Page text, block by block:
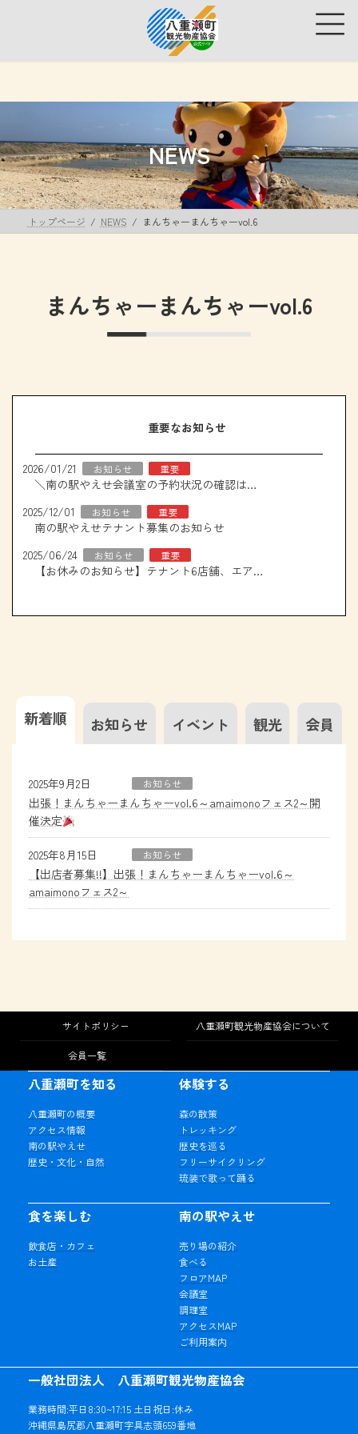
ス
プ
ン
動
NEWS
トップページ NEWS まんちゃーまんちゃーvol.6
まんちゃーまんちゃーvol.6
重要なお知らせ
2026/01/21 お知らせ 重要
＼南の駅やえせ会議室の予約状況の確認はこちら！／
2025/12/01
お知らせ 重要
南の駅やえせテナント募集のお知らせ
2025/06/24
お知らせ 重要
【お休みのお知らせ】テナント6店舗、エアコン取り換え工事について
新着順 お知らせ イベント 観光 会員
2025年9月2日 お知らせ
出張！まんちゃーまんちゃーvol.6～amaimonoフェス2～開
催決定
2025年8月15日 お知らせ
【出店者募集!!】出張！まんちゃーまんちゃーvol.6～
amaimonoフェス2～
サイトポリシー 八重瀬町観光物産協会について
会員一覧
一般社団法人 八重瀬町観光物産協会
業務時間:平日8:30~17:15 土日祝日:休み
沖縄県島尻郡八重瀬町字具志頭659番地
八重瀬町を知る
八重瀬町の概要
アクセス情報
南の駅やえせ
歴史・文化・自然
体験する
森の散策
トレッキング
歴史を巡る
フリーサイクリング
琉装で歌って踊る
食を楽しむ
飲食店・カフェ
お土産
南の駅やえせ
売り場の紹介
食べる
フロアMAP
会議室
調理室
アクセスMAP
ご利用案内